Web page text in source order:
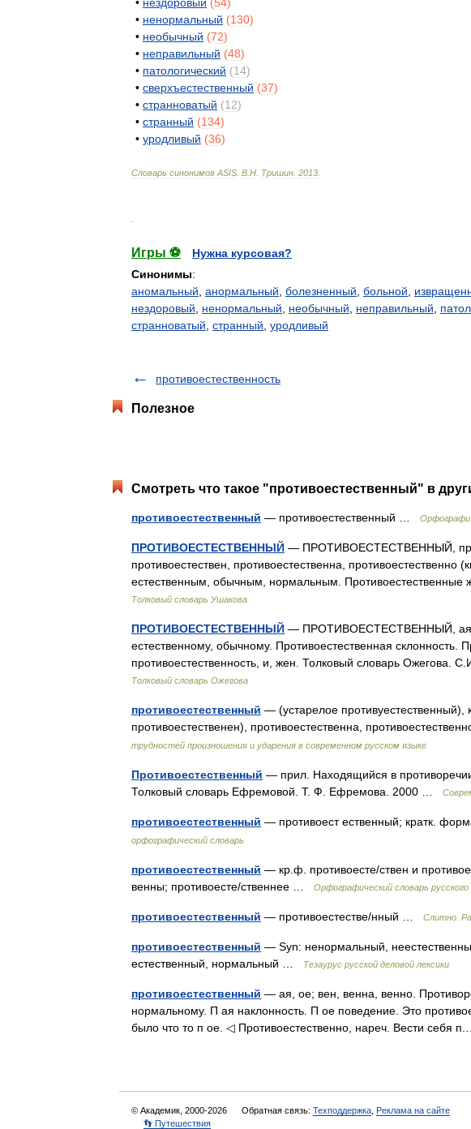
• ненормальный (130)
• необычный (72)
• неправильный (48)
• патологический (14)
• сверхъестественный (37)
• странноватый (12)
• странный (134)
• уродливый (36)
Словарь синонимов ASIS В Н Тришин 2013
Игры ⚽
Нужна курсовая?
Синонимы:
аномальный анормальный болезненный больной
нездоровый
ненормальный необычный неправильный
странноватый странный уродливый
противоестественность
Полезное
Смотреть что такое "противоестественный" в
противоестественный — противоестественный …
ПРОТИВОЕСТЕСТВЕННЫЙ — ПРОТИВОЕСТЕСТВЕННЫЙ,
противоестествен, противоестественна,
естественным, обычным, нормальным.
Толковый словарь Ушакова
ПРОТИВОЕСТЕСТВЕННЫЙ — ПРОТИВОЕСТЕСТВЕННЫЙ, ая,
естественному, обычному. Противоестественная склонность.
противоестественность, и, жен. Толковый словарь
Толковый словарь Ожегова
противоестественный — (устарелое противуестественный),
противоестественен), противоестественна,
трудностей произношения и ударения в современном русском языке
Противоестественный — прил. Находящийся в
Толковый словарь Ефремовой. Т. Ф. Ефремова. 2000 …
противоестественный — противоест ественный; кратк.
орфографический словарь
противоестественный — кр.ф. противоесте/ствен и
венны; противоесте/ственнее …
Орфографический словарь русского
противоестественный — противоестестве/нный … Слитно.
противоестественный — Syn: ненормальный,
естественный, нормальный …
Тезаурус русской деловой лексики
противоестественный — ая, ое; вен, венна, венно.
нормальному. П ая наклонность. П ое поведение. Это
было что то п ое. ◁ Противоестественно, нареч. Вести себя
© Академик, 2000-2026 Обратная связь: Техподдержка Реклама на сайте
👣 Путешествия